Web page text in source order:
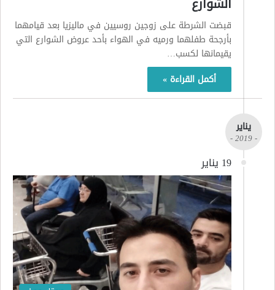
قبضت الشرطة على زوجين روسيين في ماليزيا بعد قيامهما
بأرجحة طفلهما ورميه في الهواء بأحد عروض الشوارع التي
يقيمانها لكسب…
أكمل القراءة »
يناير
- 2019 -
19 يناير